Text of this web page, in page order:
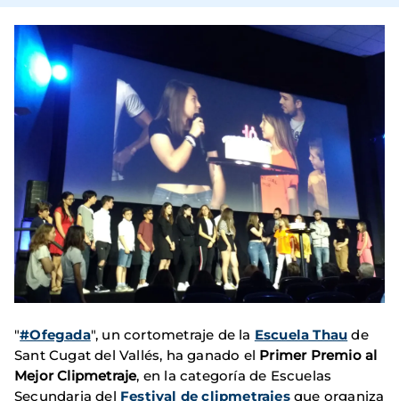
"#Ofegada", un cortometraje de la Escuela Thau de
Sant Cugat del Vallés, ha ganado el Primer Premio al
Mejor Clipmetraje, en la categoría de Escuelas
Secundaria del Festival de clipmetrajesque organiza